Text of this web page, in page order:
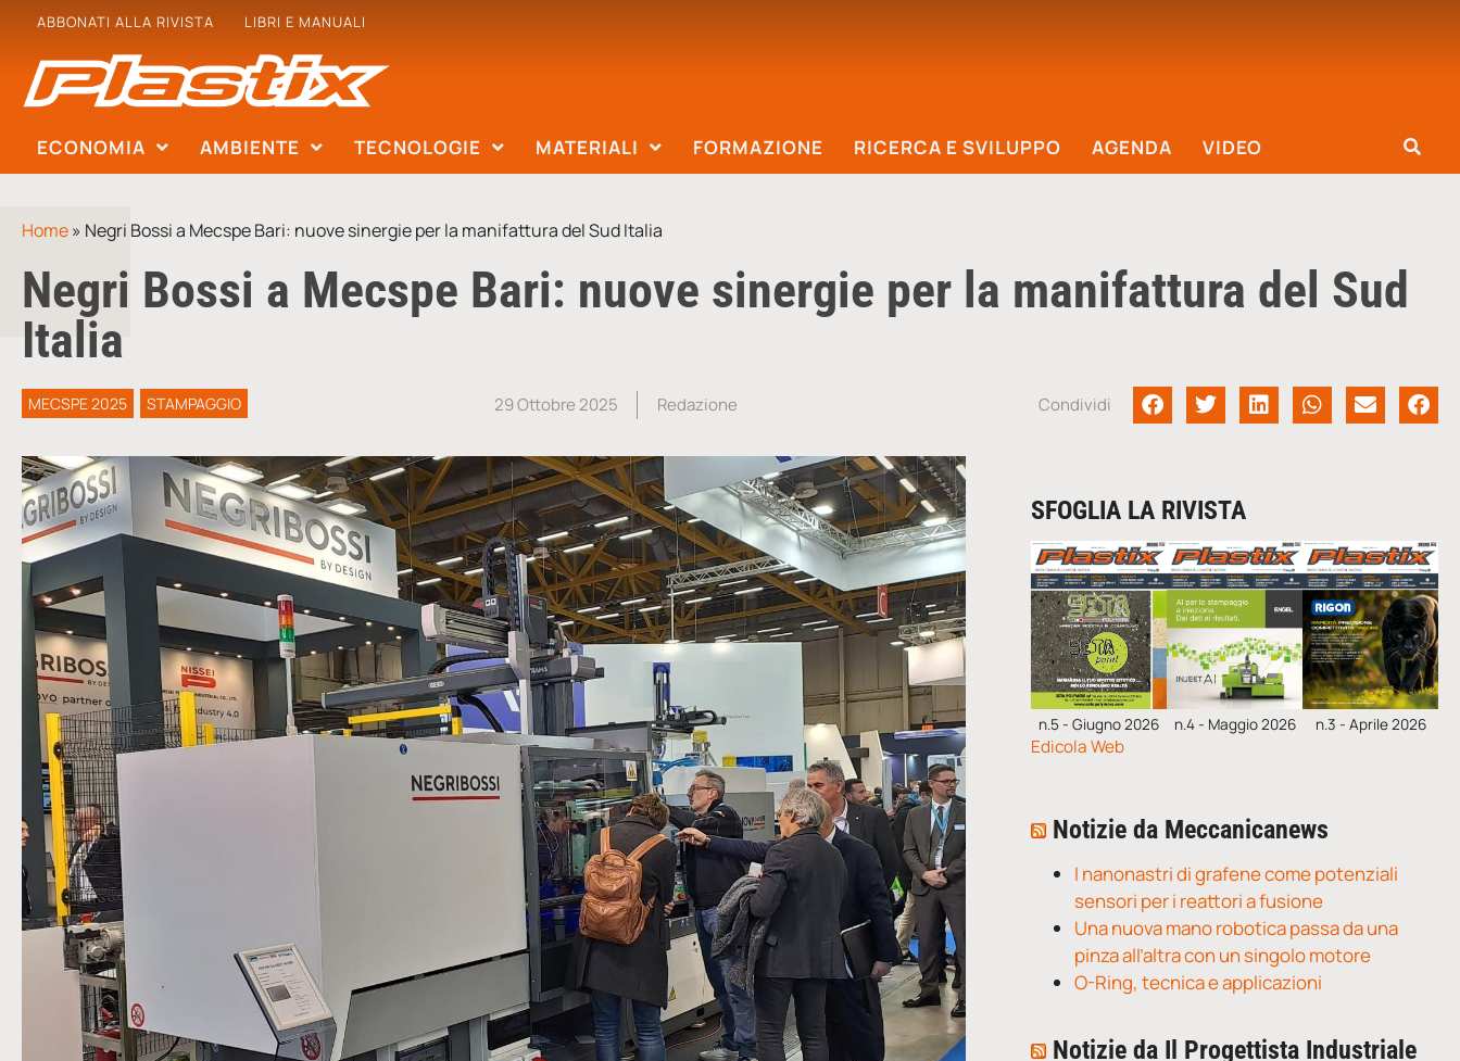
ABBONATI ALLA RIVISTA LIBRI E MANUALI
ECONOMIA AMBIENTE TECNOLOGIE MATERIALI FORMAZIONE RICERCA E SVILUPPO AGENDA VIDEO
Home» Negri Bossi a Mecspe Bari: nuove sinergie per la manifattura del Sud Italia
Negri Bossi a Mecspe Bari: nuove sinergie per la manifattura del Sud
Italia
MECSPE 2025 STAMPAGGIO 29 Ottobre 2025 Redazione Condividi
SFOGLIA LA RIVISTA
n.5 - Giugno 2026 n.4 - Maggio 2026 n.3 - Aprile 2026
Edicola Web
Notizie da Meccanicanews
I nanonastri di grafene come potenziali
sensori per i reattori a fusione
Una nuova mano robotica passa da una
pinza all’altra con un singolo motore
O-Ring, tecnica e applicazioni
Notizie da Il Progettista Industriale